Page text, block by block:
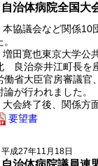
自治体病院全国大
本協議会など関係10
。
増田寛也東京大学公
良治奈井江町長を
働省大臣官房審議官
論が行われました。
大会終了後、関係方
要望書
平成27年11月18日